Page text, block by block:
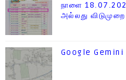
நாளை
அல்லது
Google Gemini